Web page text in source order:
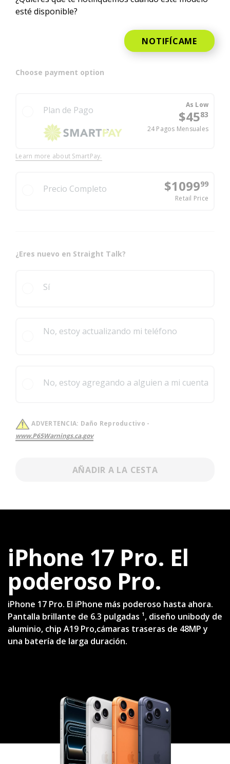
esté disponible?
NOTIFÍCAME
Choose payment option
Plan de Pago As Low
$4583
El
24 Pagos Mensuales
Learn more about SmartPay.
Precio Completo $109999
Retail Price
¿Eres nuevo en Straight Talk?
Sí
No, estoy actualizando mi teléfono
No, estoy agregando a alguien a mi cuenta
ADVERTENCIA: Daño Reproductivo -
www.P65Warnings.ca.gov
AÑADIR A LA CESTA
iPhone 17 Pro. El
poderoso Pro.
iPhone 17 Pro. El iPhone más poderoso hasta ahora.
Pantalla brillante de 6.3 pulgadas ¹, diseño unibody de
aluminio, chip A19 Pro,cámaras traseras de 48MP y
una batería de larga duración.